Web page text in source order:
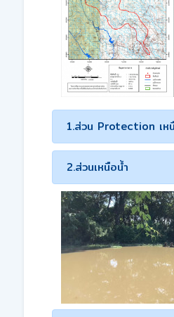
1.ส่วน Protection เห
2.ส่วนเหนือน้ำ